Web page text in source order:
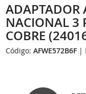
ADAPTADOR
NACIONAL 3
COBRE
Código:AFWE572B6F |